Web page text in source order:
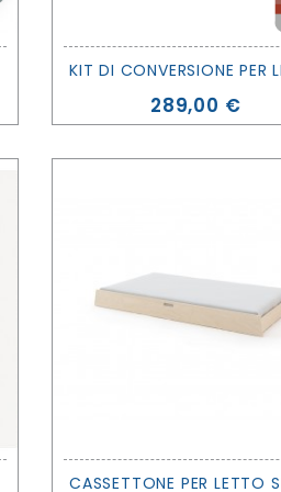
Prezzo
289,00 €